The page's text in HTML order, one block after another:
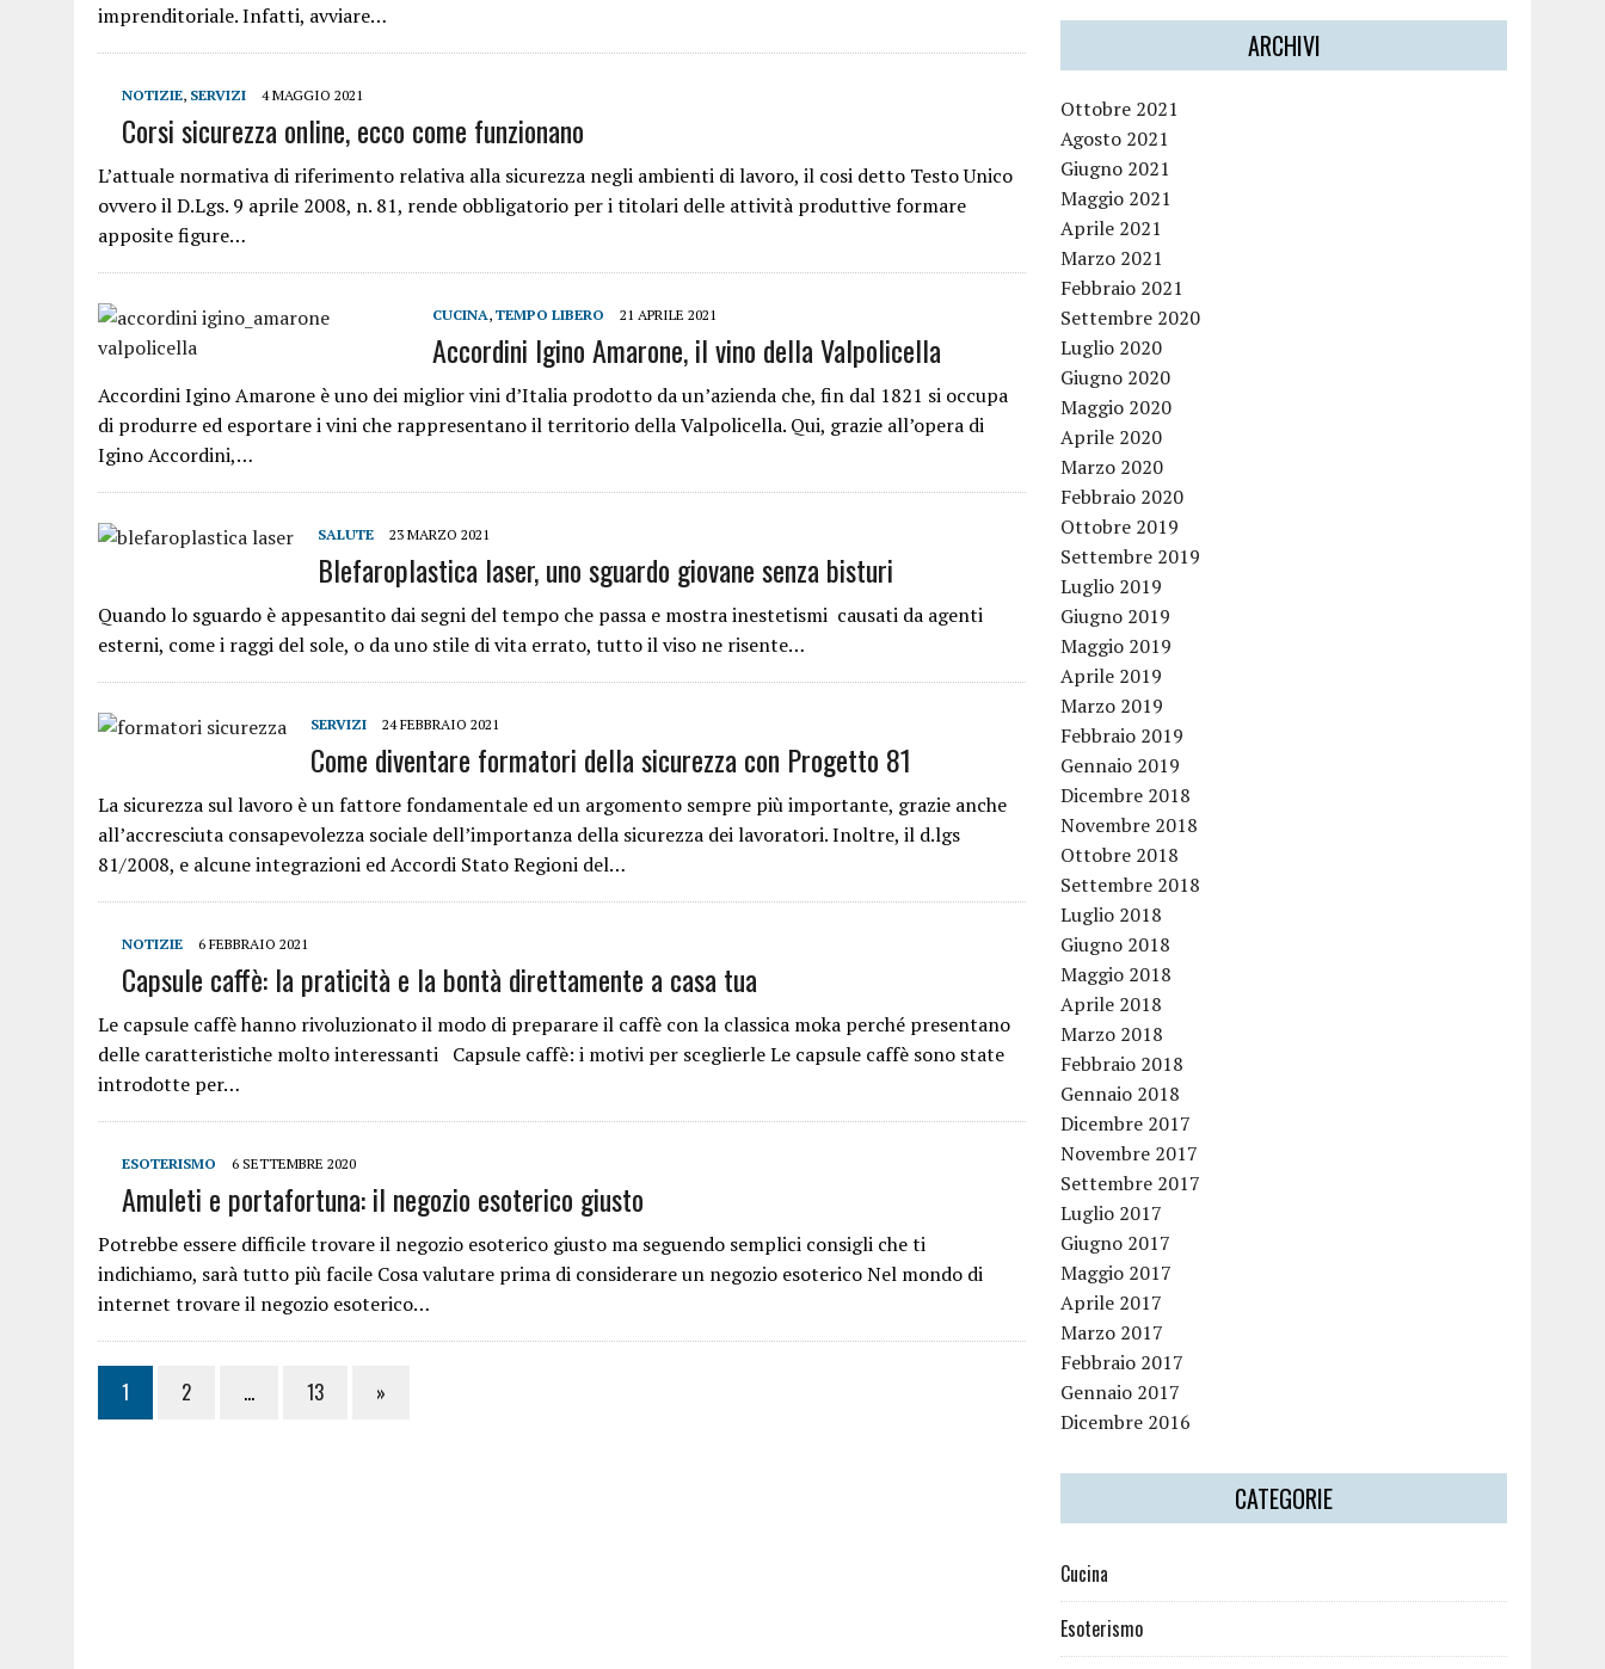
imprenditoriale. Infatti, avviare…
NOTIZIE, SERVIZI 4 MAGGIO 2021
Corsi sicurezza online, ecco come funzionano
L’attuale normativa di riferimento relativa alla sicurezza negli ambienti di lavoro, il cosi detto Testo Unico
ovvero il D.Lgs. 9 aprile 2008, n. 81, rende obbligatorio per i titolari delle attività produttive formare
apposite figure…
CUCINA, TEMPO LIBERO 21 APRILE 2021
Accordini Igino Amarone, il vino della Valpolicella
Accordini Igino Amarone è uno dei miglior vini d’Italia prodotto da un’azienda che, fin dal 1821 si occupa
di produrre ed esportare i vini che rappresentano il territorio della Valpolicella. Qui, grazie all’opera di
Igino Accordini,…
SALUTE 23 MARZO 2021
Blefaroplastica laser, uno sguardo giovane senza bisturi
Quando lo sguardo è appesantito dai segni del tempo che passa e mostra inestetismi causati da agenti
esterni, come i raggi del sole, o da uno stile di vita errato, tutto il viso ne risente…
SERVIZI 24 FEBBRAIO 2021
Come diventare formatori della sicurezza con Progetto 81
La sicurezza sul lavoro è un fattore fondamentale ed un argomento sempre più importante, grazie anche
all’accresciuta consapevolezza sociale dell’importanza della sicurezza dei lavoratori. Inoltre, il d.lgs
81/2008, e alcune integrazioni ed Accordi Stato Regioni del…
NOTIZIE 6 FEBBRAIO 2021
Capsule caffè: la praticità e la bontà direttamente a casa tua
Le capsule caffè hanno rivoluzionato il modo di preparare il caffè con la classica moka perché presentano
delle caratteristiche molto interessanti Capsule caffè: i motivi per sceglierle Le capsule caffè sono state
introdotte per…
ESOTERISMO 6 SETTEMBRE 2020
Amuleti e portafortuna: il negozio esoterico giusto
Potrebbe essere difficile trovare il negozio esoterico giusto ma seguendo semplici consigli che ti
indichiamo, sarà tutto più facile Cosa valutare prima di considerare un negozio esoterico Nel mondo di
internet trovare il negozio esoterico…
1 2 … 13 »
ARCHIVI
Ottobre 2021
Agosto 2021
Giugno 2021
Maggio 2021
Aprile 2021
Marzo 2021
Febbraio 2021
Settembre 2020
Luglio 2020
Giugno 2020
Maggio 2020
Aprile 2020
Marzo 2020
Febbraio 2020
Ottobre 2019
Settembre 2019
Luglio 2019
Giugno 2019
Maggio 2019
Aprile 2019
Marzo 2019
Febbraio 2019
Gennaio 2019
Dicembre 2018
Novembre 2018
Ottobre 2018
Settembre 2018
Luglio 2018
Giugno 2018
Maggio 2018
Aprile 2018
Marzo 2018
Febbraio 2018
Gennaio 2018
Dicembre 2017
Novembre 2017
Settembre 2017
Luglio 2017
Giugno 2017
Maggio 2017
Aprile 2017
Marzo 2017
Febbraio 2017
Gennaio 2017
Dicembre 2016
CATEGORIE
Cucina
Esoterismo